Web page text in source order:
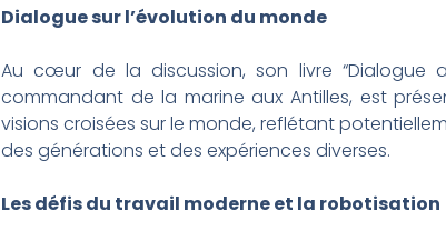
Dialogue sur l’évolution du monde
Au cœur de la discussion, son livre “Dialogue
commandant de la marine aux Antilles, est
visions croisées sur le monde, reflétant
des générations et des expériences diverses.
Les défis du travail moderne et la robotisation